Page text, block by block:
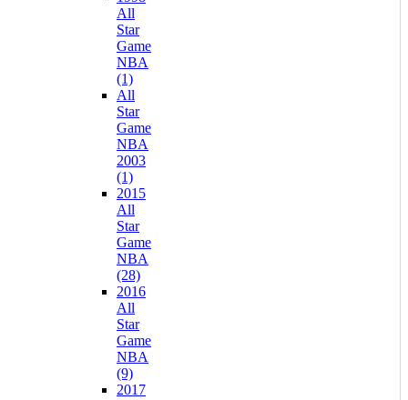
All
Star
Game
NBA
(1)
All
Star
Game
NBA
2003
(1)
2015
All
Star
Game
NBA
(28)
2016
All
Star
Game
NBA
(9)
2017